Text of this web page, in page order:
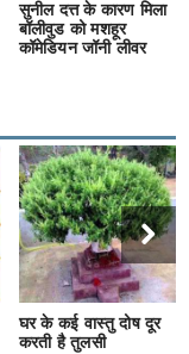
सुनील दत्त के कारण मिला
बॉलीवुड को मशहूर
कॉमेडियन जॉनी लीवर
घर के कई वास्तु दोष दूर
करती है तुलसी